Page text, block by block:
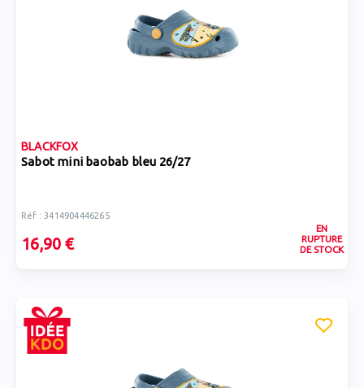
BLACKFOX
Sabot mini baobab bleu 26/27
Réf : 3414904446265
16,90 €
EN
RUPTURE
DE STOCK